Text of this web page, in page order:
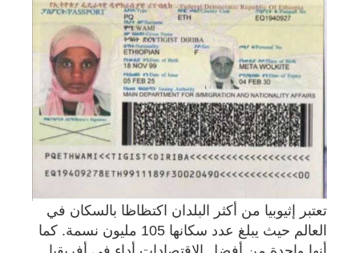
تعتبر إثيوبيا من أكثر البلدان اكتظاظا بالسكان في
العالم حيث يبلغ عدد سكانها 105 مليون نسمة. كما